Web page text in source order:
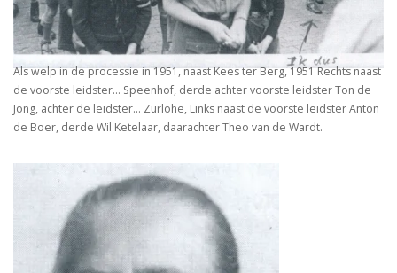
Als welp in de processie in 1951, naast Kees ter Berg, 1951 Rechts naast
de voorste leidster… Speenhof, derde achter voorste leidster Ton de
Jong, achter de leidster… Zurlohe, Links naast de voorste leidster Anton
de Boer, derde Wil Ketelaar, daarachter Theo van de Wardt.